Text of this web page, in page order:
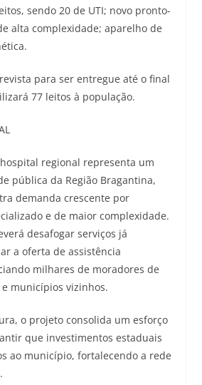
sendo 20 de UTI; novo pronto-
alta complexidade; aparelho de
para ser entregue até o final
77 leitos à população.
regional representa um
pública da Região Bragantina,
demanda crescente por
e de maior complexidade.
desafogar serviços já
a oferta de assistência
milhares de moradores de
municípios vizinhos.
o projeto consolida um esforço
que investimentos estaduais
ao município, fortalecendo a rede